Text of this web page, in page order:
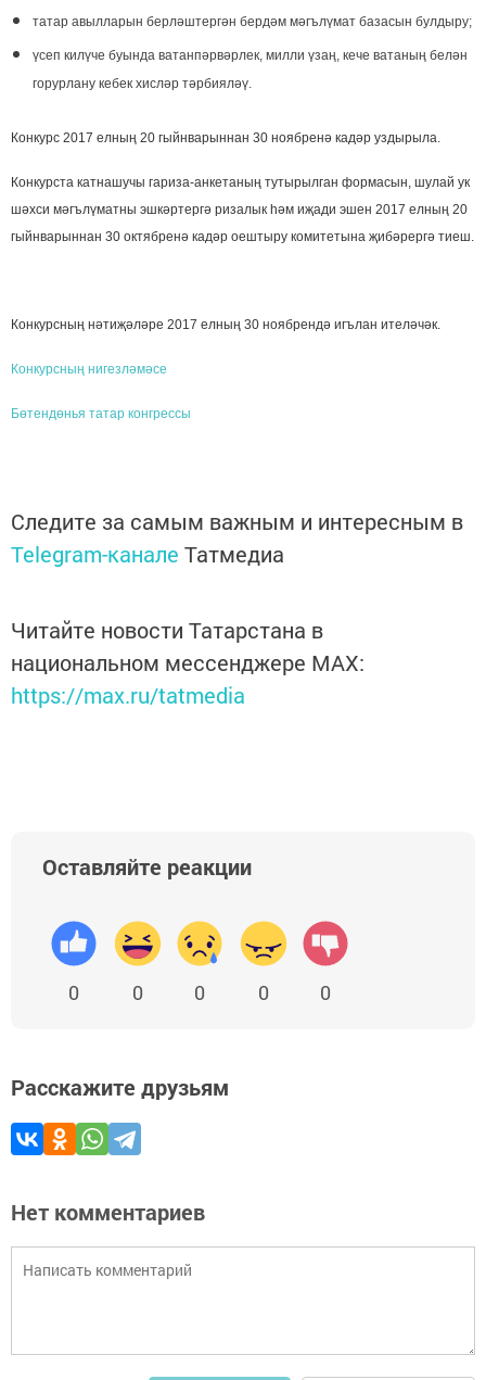
татар авылларын берләштергән бердәм мәгълүмат базасын булдыру;
үсеп килүче буында ватанпәрвәрлек, милли үзаң, кече ватаның белән
горурлану кебек хисләр тәрбияләү.
Конкурс 2017 елның 20 гыйнварыннан 30 ноябренә кадәр уздырыла.
Конкурста катнашучы гариза-анкетаның тутырылган формасын, шулай ук
шәхси мәгълүматны эшкәртергә ризалык һәм иҗади эшен 2017 елның 20
гыйнварыннан 30 октябренә кадәр оештыру комитетына җибәрергә тиеш.
Конкурсның нәтиҗәләре 2017 елның 30 ноябрендә игълан ителәчәк.
Конкурсның нигезләмәсе
Бөтендөнья татар конгрессы
Следите за самым важным и интересным в
Telegram-канале Татмедиа
Читайте новости Татарстана в
национальном мессенджере MАХ:
https://max.ru/tatmedia
Оставляйте реакции
0 0 0 0 0
Расскажите друзьям
Нет комментариев